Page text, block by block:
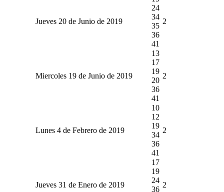
Jueves 20 de Junio de 2019
24
34
35
36
41
2
Miercoles 19 de Junio de 2019
13
17
19
20
36
41
2
Lunes 4 de Febrero de 2019
10
12
19
34
36
41
2
Jueves 31 de Enero de 2019
17
19
24
36
2